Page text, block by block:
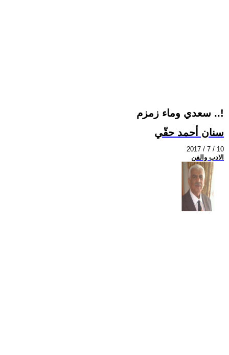
سعدي وماء زمزم ..!
سنان أحمد حقّي
2017 / 7 / 10
الادب والفن